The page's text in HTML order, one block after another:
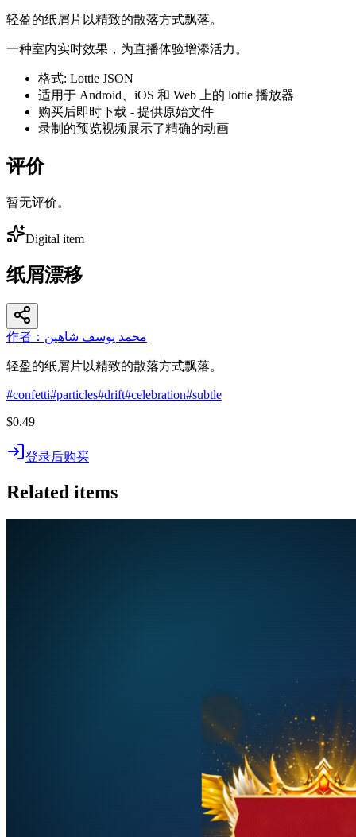
轻盈的纸屑片以精致的散落方式飘落。
一种室内实时效果，为直播体验增添活力。
格式: Lottie JSON
适用于 Android、iOS 和 Web 上的 lottie 播放器
购买后即时下载 - 提供原始文件
录制的预览视频展示了精确的动画
评价
暂无评价。
Digital item
纸屑漂移
作者：محمد يوسف شاهين
轻盈的纸屑片以精致的散落方式飘落。
#confetti#particles#drift#celebration#subtle
$0.49
登录后购买
Related items